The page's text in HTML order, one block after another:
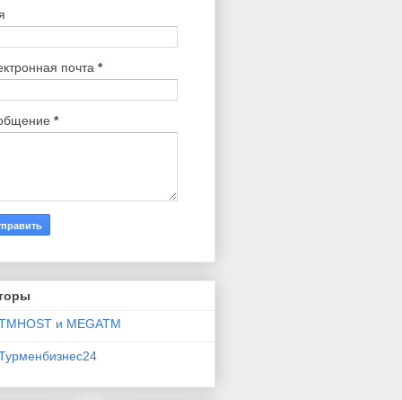
почта *
*
и MEGATM